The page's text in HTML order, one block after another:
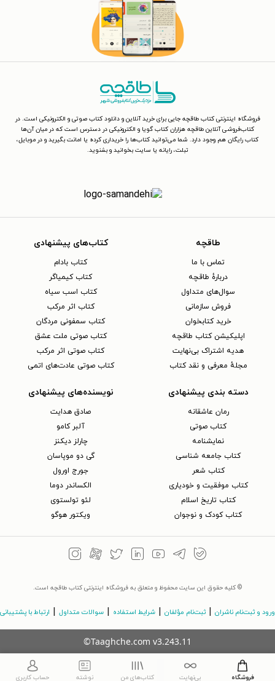
فروشگاه اینترنتی کتاب طاقچه جایی برای خرید آنلاین و دانلود کتاب صوتی و الکترونیکی است. در
کتاب‌فروشی آنلاین طاقچه هزاران کتاب گویا و الکترونیکی در دسترس است که در میان آن‌ها
کتاب رایگان هم وجود دارد. شما می‌توانید کتاب‌ها را خریداری کرده یا امانت بگیرید و در موبایل،
تبلت، رایانه یا سایت بخوانید و بشنوید.
طاقچه
تماس با ما
دربارهٔ طاقچه
سوال‌های متداول
فروش سازمانی
خرید کتابخوان
اپلیکیشن کتاب طاقچه
هدیه اشتراک بی‌نهایت
مجلهٔ معرفی و نقد کتاب
کتاب‌های پیشنهادی
کتاب بادام
کتاب کیمیاگر
کتاب اسب سیاه
کتاب اثر مرکب
کتاب سمفونی مردگان
کتاب صوتی ملت عشق
کتاب صوتی اثر مرکب
کتاب صوتی عادت‌های اتمی
دسته بندی پیشنهادی
رمان عاشقانه
کتاب‌ صوتی
نمایشنامه
کتاب جامعه شناسی
کتاب شعر
کتاب موفقیت و خودیاری
کتاب تاریخ اسلام
کتاب کودک و نوجوان
نویسنده‌های پیشنهادی
صادق هدایت
آلبر کامو
چارلز دیکنز
گی دو موپاسان
جورج اورول
الکساندر دوما
لئو تولستوی
ویکتور هوگو
© کلیه حقوق این سایت محفوظ و متعلق به فروشگاه اینترنتی کتاب طاقچه است.
ورود و ثبت‌نام ناشران | ثبت‌نام مؤلفان | شرایط استفاده | سوالات متداول | ارتباط با پشتیبانی
©Taaghche.com v3.243.11
فروشگاه بی‌نهایت کتاب‌های من نوشته حساب کاربری